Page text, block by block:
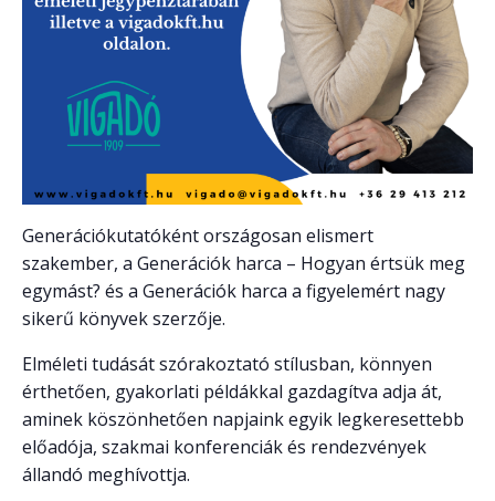
Generációkutatóként országosan elismert
szakember, a Generációk harca – Hogyan értsük meg
egymást? és a Generációk harca a figyelemért nagy
sikerű könyvek szerzője.
Elméleti tudását szórakoztató stílusban, könnyen
érthetően, gyakorlati példákkal gazdagítva adja át,
aminek köszönhetően napjaink egyik legkeresettebb
előadója, szakmai konferenciák és rendezvények
állandó meghívottja.